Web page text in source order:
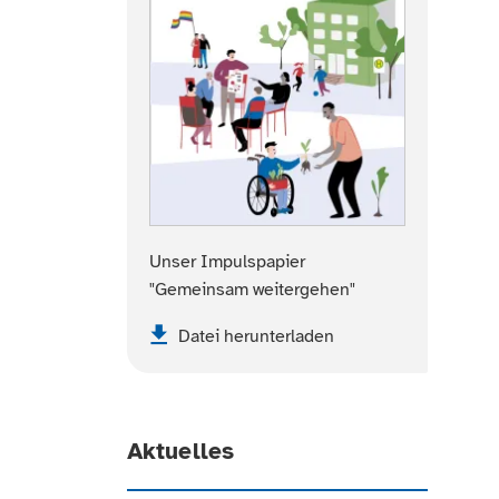
Unser Impulspapier
"Gemeinsam weitergehen"
Datei herunterladen
Aktuelles